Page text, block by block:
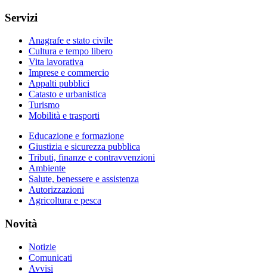
Servizi
Anagrafe e stato civile
Cultura e tempo libero
Vita lavorativa
Imprese e commercio
Appalti pubblici
Catasto e urbanistica
Turismo
Mobilità e trasporti
Educazione e formazione
Giustizia e sicurezza pubblica
Tributi, finanze e contravvenzioni
Ambiente
Salute, benessere e assistenza
Autorizzazioni
Agricoltura e pesca
Novità
Notizie
Comunicati
Avvisi